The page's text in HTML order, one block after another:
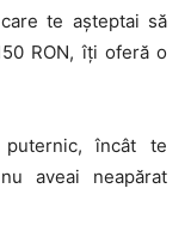
te așteptai să
RON, îți oferă o
încât te
aveai neapărat